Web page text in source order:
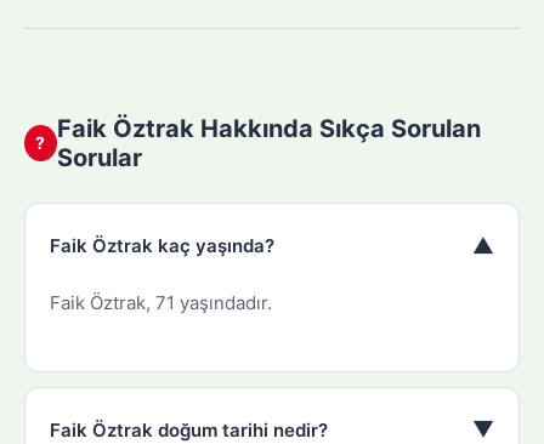
?
Faik Öztrak Hakkında Sıkça Sorulan
Sorular
Faik Öztrak kaç yaşında? ▼
Faik Öztrak, 71 yaşındadır.
Faik Öztrak doğum tarihi nedir? ▼